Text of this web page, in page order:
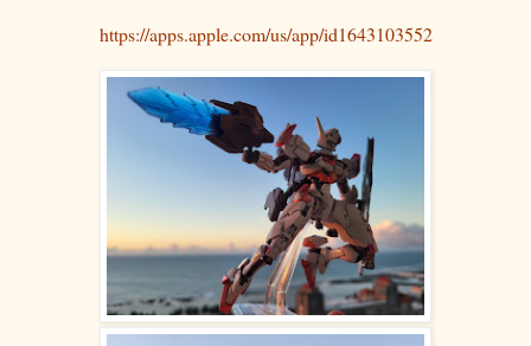
https://apps.apple.com/us/app/id1643103552